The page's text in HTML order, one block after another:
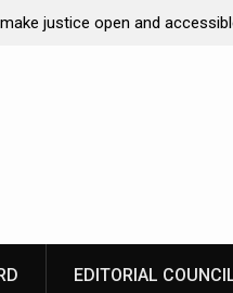
justice open and
EDITORIAL